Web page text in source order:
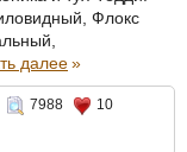
Флокс
далее»
7988
10